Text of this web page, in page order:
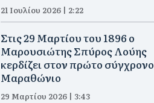
21 Ιουλίου 2026 | 2:22
Στις 29 Μαρτίου του 1896 ο
Μαρουσιώτης Σπύρος Λούης
κερδίζει στον πρώτο σύγχρονο
Μαραθώνιο
29 Μαρτίου 2026 | 3:43